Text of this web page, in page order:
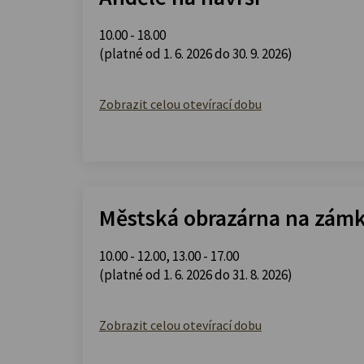
10.00 - 18.00
(platné od 1. 6. 2026 do 30. 9. 2026)
Zobrazit celou otevírací dobu
Městská obrazárna na
10.00 - 12.00, 13.00 - 17.00
(platné od 1. 6. 2026 do 31. 8. 2026)
Zobrazit celou otevírací dobu